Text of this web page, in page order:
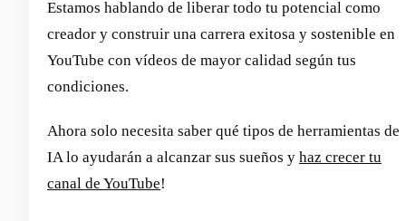
Estamos hablando de liberar todo tu potencial como
creador y construir una carrera exitosa y sostenible en
YouTube con vídeos de mayor calidad según tus
condiciones.
Ahora solo necesita saber qué tipos de herramientas de
IA lo ayudarán a alcanzar sus sueños y haz crecer tu
canal de YouTube!